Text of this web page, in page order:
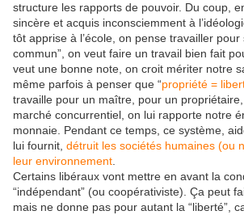
structure les rapports de pouvoir. Du coup,
sincère et acquis inconsciemment à
tôt apprise à l’école, on pense travailler pour
commun”, on veut faire un travail bien fait
veut une bonne note, on croit mériter notre
même parfois à penser que “propriété =
travaille pour un maître, pour un
marché concurrentiel, on lui rapporte notre
monnaie. Pendant ce temps, ce système,
lui fournit, détruit les sociétés humaines (ou
leur environnement
Certains libéraux vont mettre en avant la
“indépendant” (ou coopérativiste). Ça peut
mais ne donne pas pour autant la “liberté”,